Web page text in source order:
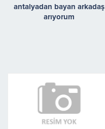
antalyadan bayan arkadaş
arıyorum